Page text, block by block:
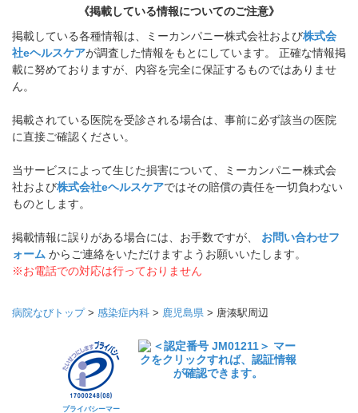
《掲載している情報についてのご注意》
掲載している各種情報は、ミーカンパニー株式会社および株式会
社eヘルスケアが調査した情報をもとにしています。 正確な情報掲
載に努めておりますが、内容を完全に保証するものではありませ
ん。
掲載されている医院を受診される場合は、事前に必ず該当の医院
に直接ご確認ください。
当サービスによって生じた損害について、ミーカンパニー株式会
社および株式会社eヘルスケアではその賠償の責任を一切負わない
ものとします。
掲載情報に誤りがある場合には、お手数ですが、 お問い合わせフ
ォーム からご連絡をいただけますようお願いいたします。
※お電話での対応は行っておりません
病院なびトップ> 感染症内科 > 鹿児島県 > 唐湊駅周辺
プライバシーマー